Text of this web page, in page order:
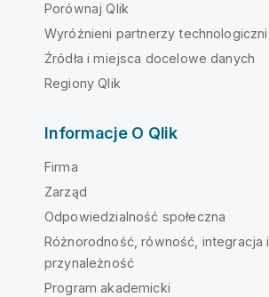
Porównaj Qlik
Wyróżnieni partnerzy technologiczni
Źródła i miejsca docelowe danych
Regiony Qlik
Informacje O Qlik
Firma
Zarząd
Odpowiedzialność społeczna
Różnorodność, równość, integracja i
przynależność
Program akademicki